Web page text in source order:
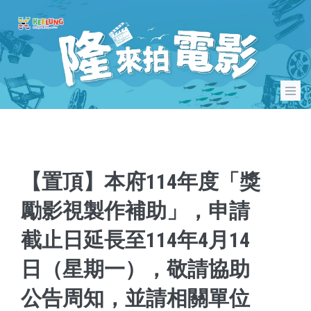
【置頂】本府114年度「獎
勵影視製作補助」，申請
截止日延長至114年4月14
日（星期一），敬請協助
公告周知，並請相關單位